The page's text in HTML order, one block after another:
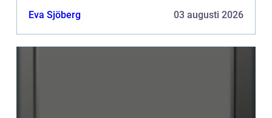
Eva Sjöberg 03 augusti 2026